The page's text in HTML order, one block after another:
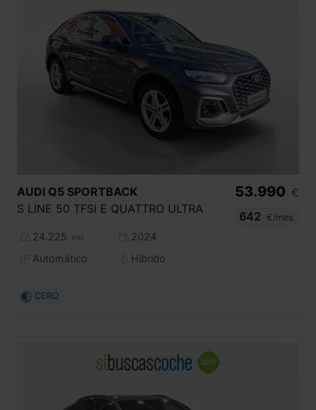
AUDI Q5 SPORTBACK
S LINE 50 TFSI E QUATTRO ULTRA
24.225 km
2024
Automático
Híbrido
53.990 €
642
€/mes
CERO